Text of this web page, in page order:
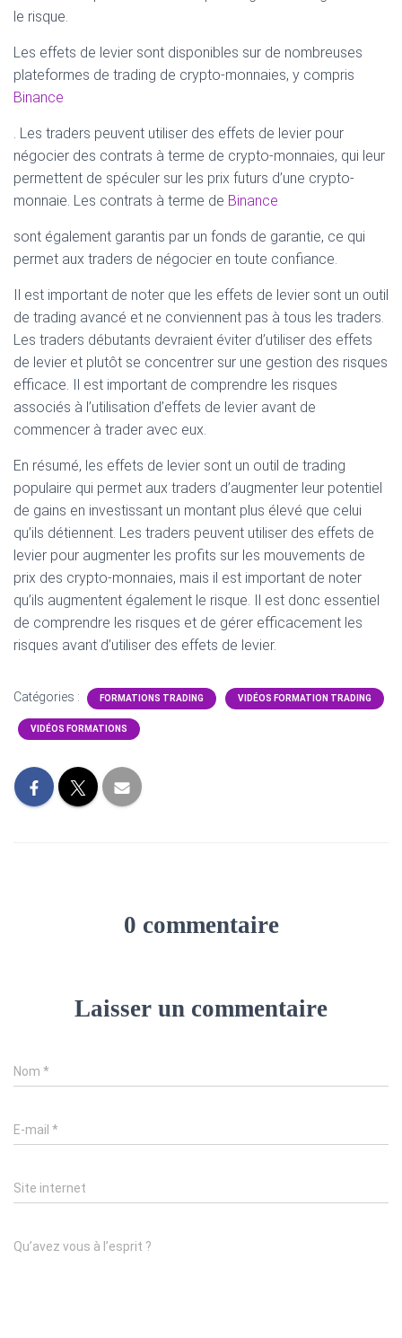
le risque.
Les effets de levier sont disponibles sur de nombreuses
plateformes de trading de crypto-monnaies, y compris
Binance
. Les traders peuvent utiliser des effets de levier pour
négocier des contrats à terme de crypto-monnaies, qui leur
permettent de spéculer sur les prix futurs d’une crypto-
monnaie. Les contrats à terme de Binance
sont également garantis par un fonds de garantie, ce qui
permet aux traders de négocier en toute confiance.
Il est important de noter que les effets de levier sont un outil
de trading avancé et ne conviennent pas à tous les traders.
Les traders débutants devraient éviter d’utiliser des effets
de levier et plutôt se concentrer sur une gestion des risques
efficace. Il est important de comprendre les risques
associés à l’utilisation d’effets de levier avant de
commencer à trader avec eux.
En résumé, les effets de levier sont un outil de trading
populaire qui permet aux traders d’augmenter leur potentiel
de gains en investissant un montant plus élevé que celui
qu’ils détiennent. Les traders peuvent utiliser des effets de
levier pour augmenter les profits sur les mouvements de
prix des crypto-monnaies, mais il est important de noter
qu’ils augmentent également le risque. Il est donc essentiel
de comprendre les risques et de gérer efficacement les
risques avant d’utiliser des effets de levier.
Catégories : FORMATIONS TRADING VIDÉOS FORMATION TRADING
VIDÉOS FORMATIONS
0 commentaire
Laisser un commentaire
Nom *
E-mail *
Site internet
Qu’avez vous à l’esprit ?